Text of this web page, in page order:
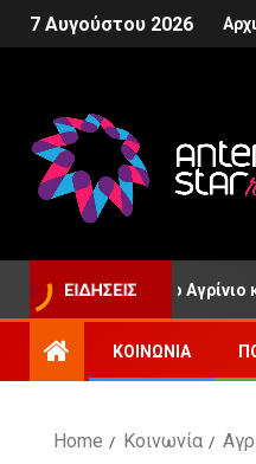
7 Αυγούστου 2026
ΕΙΔΉΣΕΙΣΤο Αγρίνιο και ο
ΚΟΙΝΩΝΊΑ
Home Κοινωνία